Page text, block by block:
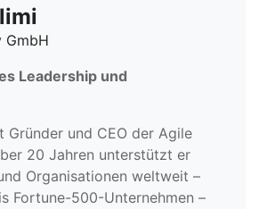
GmbH
Leadership und
Gründer und CEO der Agile
20 Jahren unterstützt er
Organisationen weltweit –
Fortune-500-Unternehmen –